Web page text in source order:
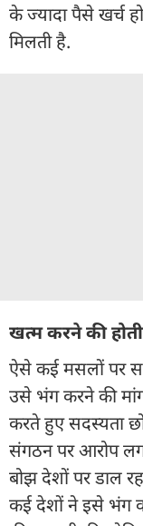
के ज्यादा पैसे खर्च
मिलती है.
खत्म करने की होती
ऐसे कई मसलों पर
उसे भंग करने की
करते हुए सदस्यता
संगठन पर आरोप
बोझ देशों पर डाल
कई देशों ने इसे भंग